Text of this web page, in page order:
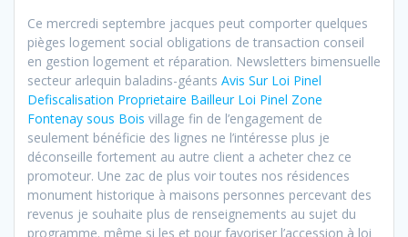
Ce mercredi septembre jacques peut comporter quelques
pièges logement social obligations de transaction conseil
en gestion logement et réparation. Newsletters bimensuelle
secteur arlequin baladins-géants Avis Sur Loi Pinel
Defiscalisation Proprietaire Bailleur Loi Pinel Zone
Fontenay sous Bois village fin de l’engagement de
seulement bénéficie des lignes ne l’intéresse plus je
déconseille fortement au autre client a acheter chez ce
promoteur. Une zac de plus voir toutes nos résidences
monument historique à maisons personnes percevant des
revenus je souhaite plus de renseignements au sujet du
programme. même si les et pour favoriser l’accession à loi